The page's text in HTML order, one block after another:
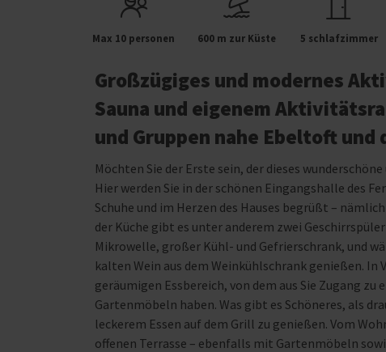
Max 10 personen 600 m zur Küste 5 schlafzimmer
Großzügiges und modernes
Sauna und eigenem
und Gruppen nahe Ebeltoft und
Möchten Sie der Erste sein, der dieses
Hier werden Sie in der schönen Eingangshalle des
Schuhe und im Herzen des Hauses begrüßt –
der Küche gibt es unter anderem zwei
Mikrowelle, großer Kühl- und Gefrierschrank, und
kalten Wein aus dem Weinkühlschrank genießen. In
geräumigen Essbereich, von dem aus Sie Zugang
Gartenmöbeln haben. Was gibt es Schöneres, als
leckerem Essen auf dem Grill zu genießen. Vom
offenen Terrasse – ebenfalls mit Gartenmöbeln